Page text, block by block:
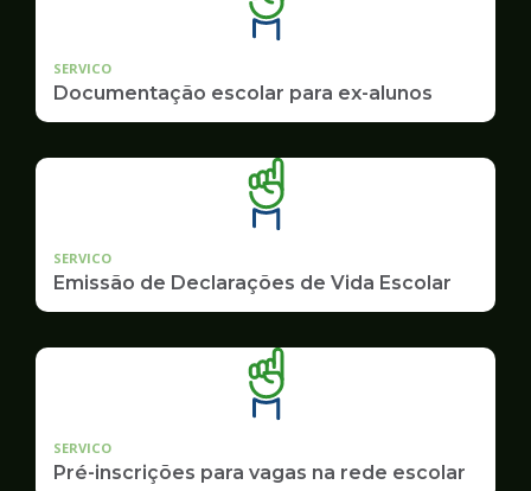
SERVICO
Documentação escolar para ex-alunos
SERVICO
Emissão de Declarações de Vida Escolar
SERVICO
Pré-inscrições para vagas na rede escolar